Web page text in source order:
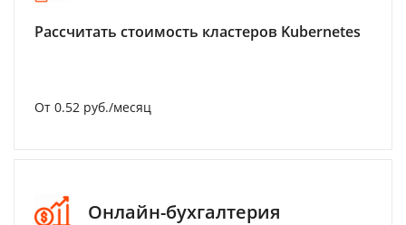
Рассчитать стоимость кластеров Kubernetes
От 0.52 руб./месяц
Онлайн-бухгалтерия